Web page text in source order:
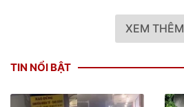
XEM THÊM
TIN NỔI BẬT